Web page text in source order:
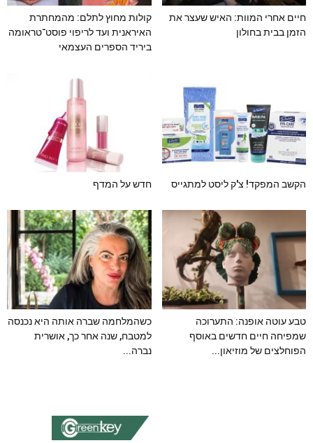
חיים אחרי המוות: האיש שעצר את
הזמן בבית בחולון
קולות מחוץ לתלם: מהמחתרת
האיראנית ועד לריפוי פוסט־טראומה
ביריד הספרים העצמאי
הקשב המפקד! צ'ק ליסט למתגייס חדש על המדף
טבע עוטה אופנה: התערוכה
שמפיחה חיים חדשים באוסף
הפוחלצים של מוזיאון...
כשהמלחמה שברה אותה היא נכנסה
למטבח, שנה אחר כך, אושרית
נברה...